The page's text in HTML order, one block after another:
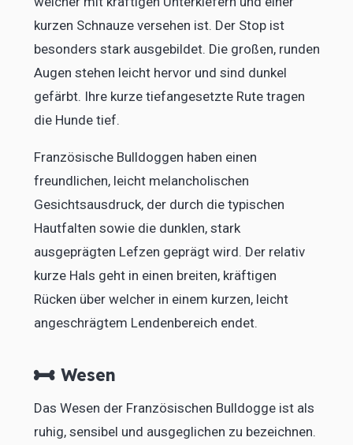
kurzen Schnauze versehen ist. Der Stop ist
besonders stark ausgebildet. Die großen, runden
Augen stehen leicht hervor und sind dunkel
gefärbt. Ihre kurze tiefangesetzte Rute tragen
die Hunde tief.
Französische Bulldoggen haben einen
freundlichen, leicht melancholischen
Gesichtsausdruck, der durch die typischen
Hautfalten sowie die dunklen, stark
ausgeprägten Lefzen geprägt wird. Der relativ
kurze Hals geht in einen breiten, kräftigen
Rücken über welcher in einem kurzen, leicht
angeschrägtem Lendenbereich endet.
Wesen
Das Wesen der Französischen Bulldogge ist als
ruhig, sensibel und ausgeglichen zu bezeichnen.